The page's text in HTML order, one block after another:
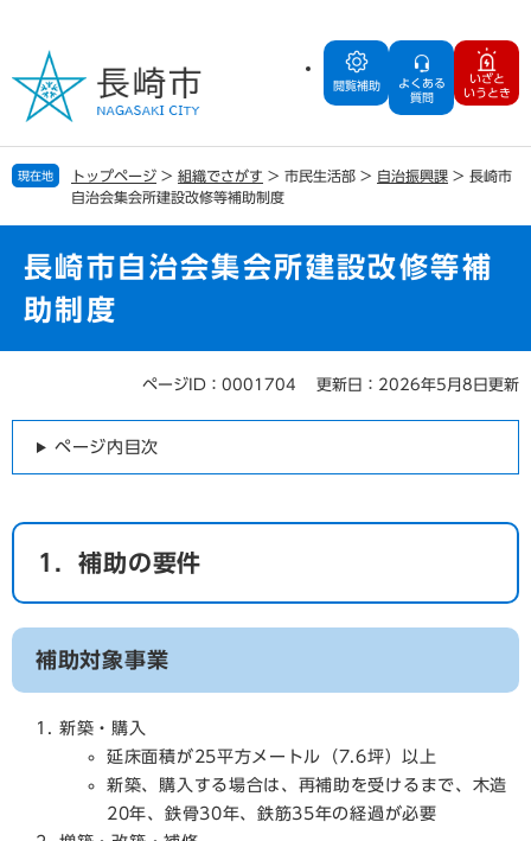
の
で
す
ー
ば
し
閲覧補助
よくある
質問
いざと
いうとき
現在地 トップページ > 組織でさがす > 市民生活部 > 自治振興課 > 長崎市
自治会集会所建設改修等補助制度
長崎市自治会集会所建設改修等補
助制度
ページID：0001704 更新日：2026年5月8日更新
ページ内目次
1．補助の要件
補助対象事業
新築・購入
延床面積が25平方メートル（7.6坪）以上
新築、購入する場合は、再補助を受けるまで、木造
20年、鉄骨30年、鉄筋35年の経過が必要